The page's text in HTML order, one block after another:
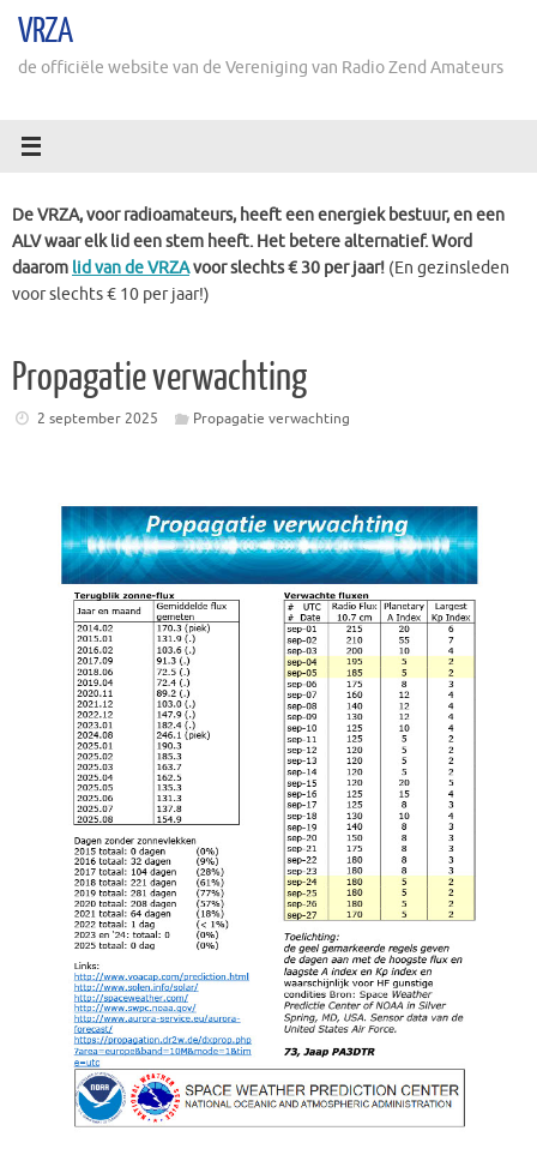
naarVRZA
de officiële website van de Vereniging van Radio Zend Amateurs
De VRZA, voor radioamateurs, heeft een energiek bestuur, en een
ALV waar elk lid een stem heeft. Het betere alternatief. Word
daarom lid van de VRZAvoor slechts € 30 per jaar! (En gezinsleden
voor slechts € 10 per jaar!)
Propagatie verwachting
2 september 2025 Propagatie verwachting